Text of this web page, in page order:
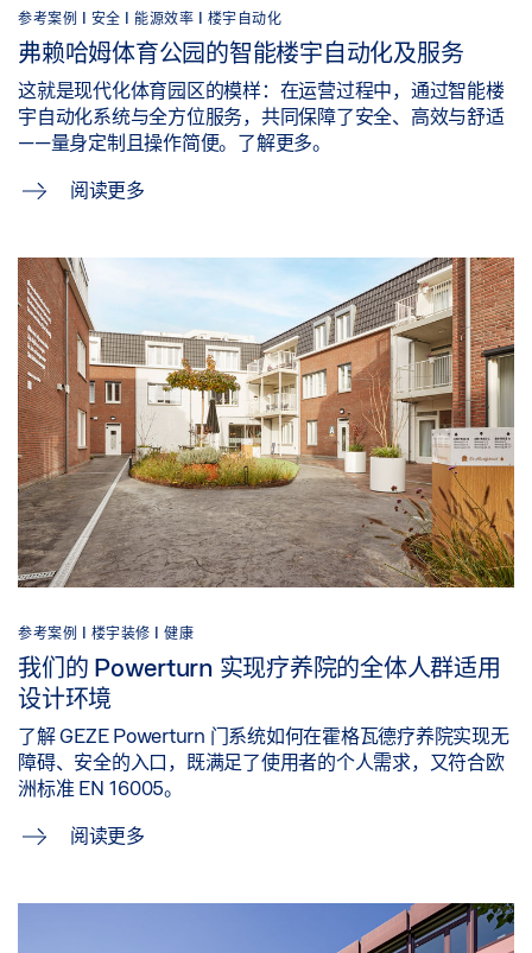
参考案例 | 安全 | 能源效率 | 楼宇自动化
弗赖哈姆体育公园的智能楼宇自动化及服务
这就是现代化体育园区的模样：在运营过程中，通过智能楼
宇自动化系统与全方位服务，共同保障了安全、高效与舒适
——量身定制且操作简便。了解更多。
阅读更多
参考案例 | 楼宇装修 | 健康
我们的 Powerturn 实现疗养院的全体人群适用
设计环境
了解 GEZE Powerturn 门系统如何在霍格瓦德疗养院实现无
障碍、安全的入口，既满足了使用者的个人需求，又符合欧
洲标准 EN 16005。
阅读更多